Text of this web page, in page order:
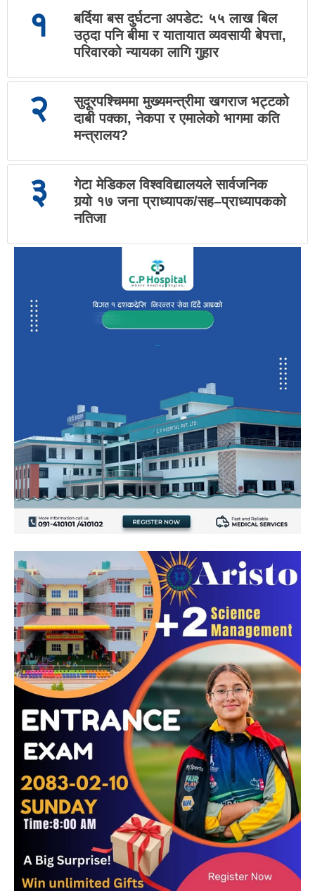
१
बर्दिया बस दुर्घटना अपडेट: ५५ लाख बिल
उठ्दा पनि बीमा र यातायात व्यवसायी बेपत्ता,
परिवारको न्यायका लागि गुहार
२
सुदूरपश्चिममा मुख्यमन्त्रीमा खगराज भट्टको
दाबी पक्का, नेकपा र एमालेको भागमा कति
मन्त्रालय?
३
गेटा मेडिकल विश्वविद्यालयले सार्वजनिक
गर्‍यो १७ जना प्राध्यापक/सह–प्राध्यापकको
नतिजा